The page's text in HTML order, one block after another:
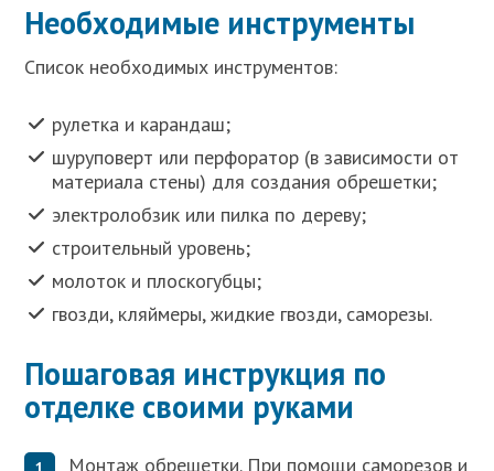
Необходимые инструменты
Список необходимых инструментов:
рулетка и карандаш;
шуруповерт или перфоратор (в зависимости от
материала стены) для создания обрешетки;
электролобзик или пилка по дереву;
строительный уровень;
молоток и плоскогубцы;
гвозди, кляймеры, жидкие гвозди, саморезы.
Пошаговая инструкция по
отделке своими руками
Монтаж обрешетки. При помощи саморезов и